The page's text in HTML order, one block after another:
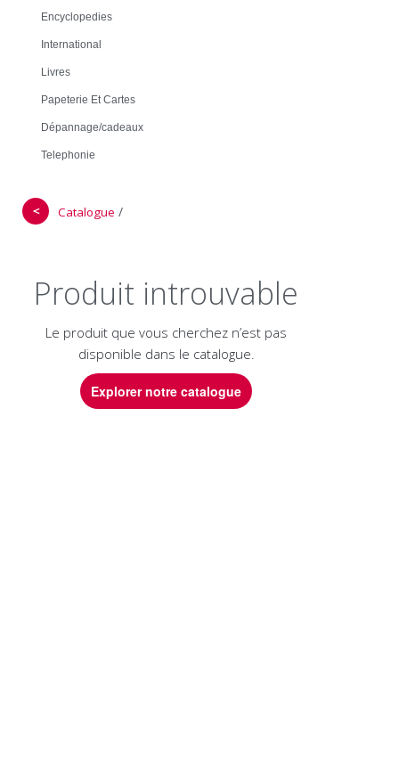
Encyclopedies
International
Livres
Papeterie Et Cartes
Dépannage/cadeaux
Telephonie
＜ Catalogue /
Produit introuvable
Le produit que vous cherchez n’est pas
disponible dans le catalogue.
Explorer notre catalogue